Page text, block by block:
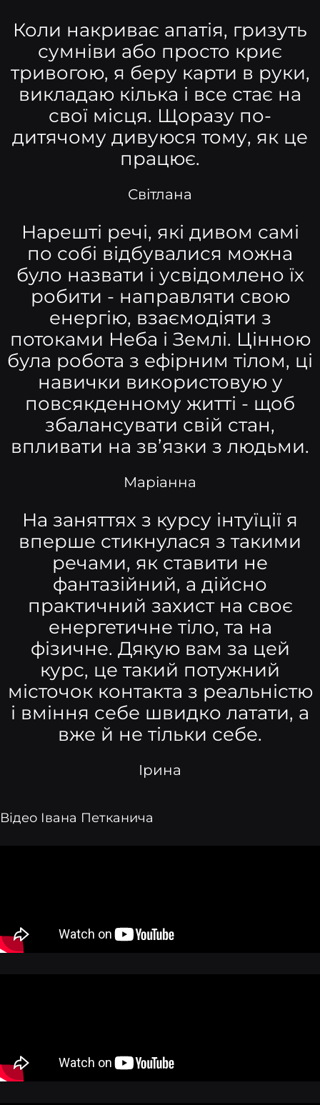
Коли накриває апатія, гризуть
сумніви або просто криє
тривогою, я беру карти в руки,
викладаю кілька і все стає на
свої місця. Щоразу по-
дитячому дивуюся тому, як це
працює.
Світлана
Нарешті речі, які дивом самі
по собі відбувалися можна
було назвати і усвідомлено їх
робити - направляти свою
енергію, взаємодіяти з
потоками Неба і Землі. Цінною
була робота з ефірним тілом, ці
навички використовую у
повсякденному житті - щоб
збалансувати свій стан,
впливати на зв’язки з людьми.
Маріанна
На заняттях з курсу інтуїції я
вперше стикнулася з такими
речами, як ставити не
фантазійний, а дійсно
практичний захист на своє
енергетичне тіло, та на
фізичне. Дякую вам за цей
курс, це такий потужний
місточок контакта з реальністю
і вміння себе швидко латати, а
вже й не тільки себе.
Ірина
Відео Івана Петканича